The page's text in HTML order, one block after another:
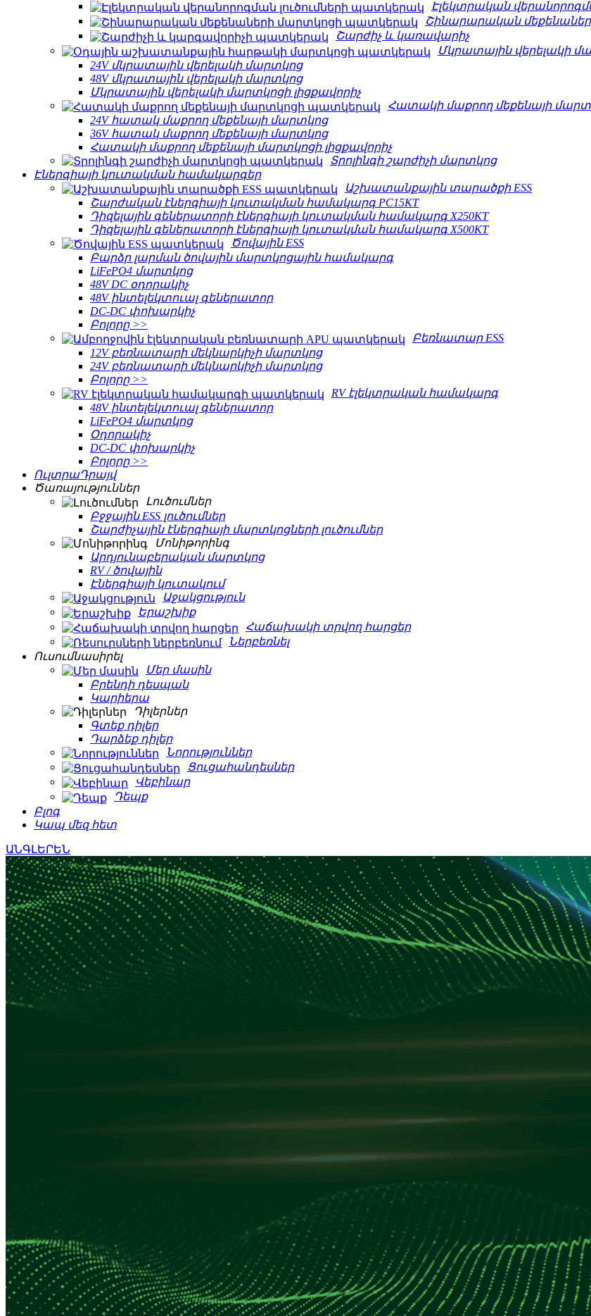
Էլեկտրական
Շինարարական
Շարժիչ և կառավարիչ
Մկրատային վերելակի
24V մկրատային վերելակի մարտկոց
48V մկրատային վերելակի մարտկոց
Մկրատային վերելակի մարտկոցի լիցքավորիչ
Հատակի մաքրող մեքենայի
24V հատակ մաքրող մեքենայի մարտկոց
36V հատակ մաքրող մեքենայի մարտկոց
Հատակի մաքրող մեքենայի մարտկոցի լիցքավորիչ
Տրոլինգի շարժիչի մարտկոց
Էներգիայի կուտակման համակարգեր
Աշխատանքային տարածքի ESS
Շարժական էներգիայի կուտակման համակարգ PC15KT
Դիզելային գեներատորի էներգիայի կուտակման համակարգ X250KT
Դիզելային գեներատորի էներգիայի կուտակման համակարգ X500KT
Ծովային ESS
Բարձր լարման ծովային մարտկոցային համակարգ
LiFePO4 մարտկոց
48V DC օդորակիչ
48V ինտելեկտուալ գեներատոր
DC-DC փոխարկիչ
Բոլորը >>
Բեռնատար ESS
12V բեռնատարի մեկնարկիչի մարտկոց
24V բեռնատարի մեկնարկիչի մարտկոց
Բոլորը >>
RV էլեկտրական համակարգ
48V ինտելեկտուալ գեներատոր
LiFePO4 մարտկոց
Օդորակիչ
DC-DC փոխարկիչ
Բոլորը >>
ՈւլտրաԴրայվ
Ծառայություններ
Լուծումներ
Բջջային ESS լուծումներ
Շարժիչային էներգիայի մարտկոցների լուծումներ
Մոնիթորինգ
Արդյունաբերական մարտկոց
RV / ծովային
Էներգիայի կուտակում
Աջակցություն
Երաշխիք
Հաճախակի տրվող հարցեր
Ներբեռնել
Ուսումնասիրել
Մեր մասին
Բրենդի դեսպան
Կարիերա
Դիլերներ
Գտեք դիլեր
Դարձեք դիլեր
Նորություններ
Ցուցահանդեսներ
Վեբինար
Դեպք
Բլոգ
Կապ մեզ հետ
ԱՆԳԼԵՐԵՆ